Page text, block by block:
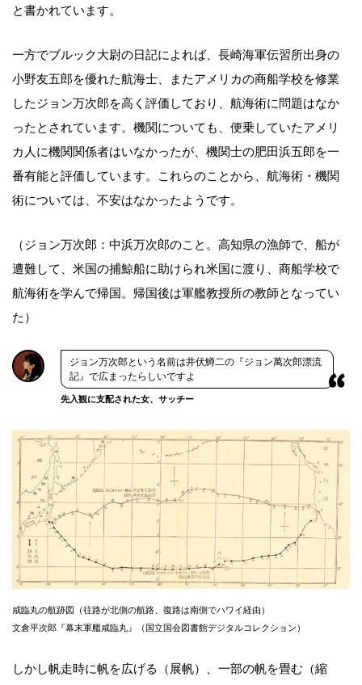
と書かれています。
一方でブルック大尉の日記によれば、長崎海軍伝習所出身の
小野友五郎を優れた航海士、またアメリカの商船学校を修業
したジョン万次郎を高く評価しており、航海術に問題はなか
ったとされています。機関についても、便乗していたアメリ
カ人に機関関係者はいなかったが、機関士の肥田浜五郎を一
番有能と評価しています。これらのことから、航海術・機関
術については、不安はなかったようです。
（ジョン万次郎：中浜万次郎のこと。高知県の漁師で、船が
遭難して、米国の捕鯨船に助けられ米国に渡り、商船学校で
航海術を学んで帰国。帰国後は軍艦教授所の教師となってい
た）
ジョン万次郎という名前は井伏鱒二の『ジョン萬次郎漂流
記』で広まったらしいですよ
先入観に支配された女、サッチー
咸臨丸の航跡図（往路が北側の航路、復路は南側でハワイ経由）
文倉平次郎『幕末軍艦咸臨丸』（国立国会図書館デジタルコレクション）
しかし帆走時に帆を広げる（展帆）、一部の帆を畳む（縮